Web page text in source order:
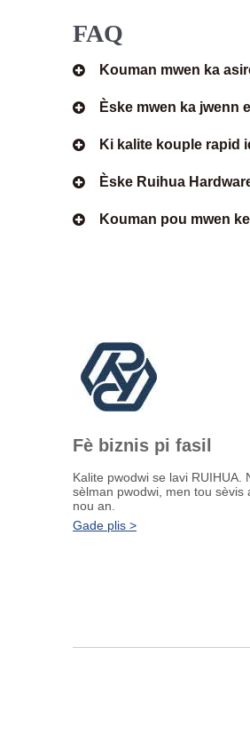
FAQ
Kouman mwen ka
Èske mwen ka jwenn
Ki kalite kouple rapid
Èske Ruihua
Kouman pou mwen
Fè biznis pi fasil
Kalite pwodwi se lavi RUIHUA.
sèlman pwodwi, men tou sèvis
nou an.
Gade plis >